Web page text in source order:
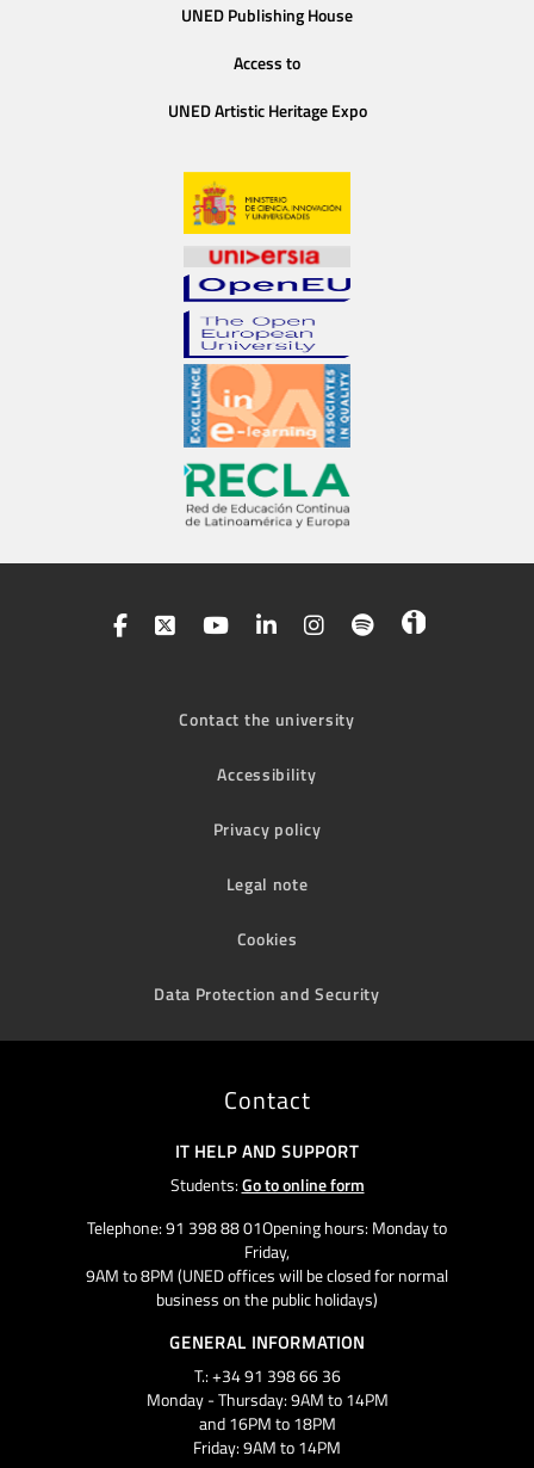
UNED Publishing House
Access to
UNED Artistic Heritage Expo
Contact the university
Accessibility
Privacy policy
Legal note
Cookies
Data Protection and Security
Contact
IT HELP AND SUPPORT
Students:Go to online form
Telephone: 91 398 88 01Opening hours: Monday to
Friday,
9AM to 8PM (UNED offices will be closed for normal
business on the public holidays)
GENERAL INFORMATION
T.: +34 91 398 66 36
Monday - Thursday: 9AM to 14PM
and 16PM to 18PM
Friday: 9AM to 14PM